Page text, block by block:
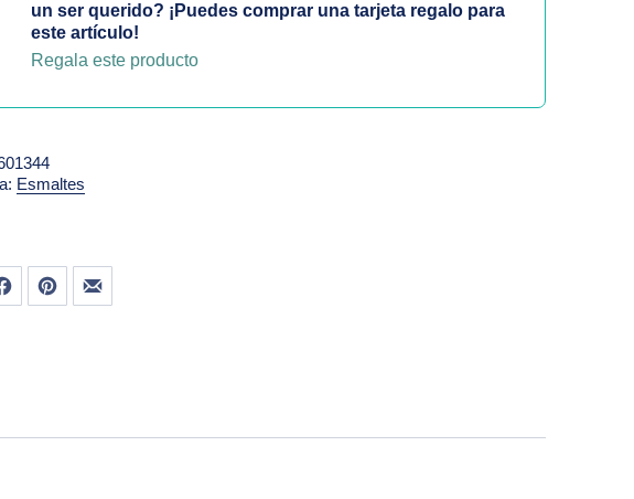
un ser querido? ¡Puedes comprar una tarjeta regalo para
este artículo!
Regala este producto
Esmaltes
Share on Facebook
Share on Pinterest
Share by Email